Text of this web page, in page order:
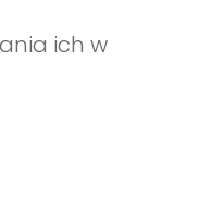
ich w